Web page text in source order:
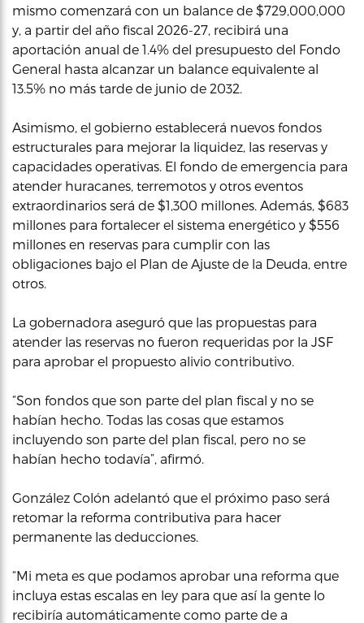
mismo comenzará con un balance de $729,000,000
y, a partir del año fiscal 2026-27, recibirá una
aportación anual de 1.4% del presupuesto del Fondo
General hasta alcanzar un balance equivalente al
13.5% no más tarde de junio de 2032.
Asimismo, el gobierno establecerá nuevos fondos
estructurales para mejorar la liquidez, las reservas y
capacidades operativas. El fondo de emergencia para
atender huracanes, terremotos y otros eventos
extraordinarios será de $1,300 millones. Además, $683
millones para fortalecer el sistema energético y $556
millones en reservas para cumplir con las
obligaciones bajo el Plan de Ajuste de la Deuda, entre
otros.
La gobernadora aseguró que las propuestas para
atender las reservas no fueron requeridas por la JSF
para aprobar el propuesto alivio contributivo.
“Son fondos que son parte del plan fiscal y no se
habían hecho. Todas las cosas que estamos
incluyendo son parte del plan fiscal, pero no se
habían hecho todavía”, afirmó.
González Colón adelantó que el próximo paso será
retomar la reforma contributiva para hacer
permanente las deducciones.
“Mi meta es que podamos aprobar una reforma que
incluya estas escalas en ley para que así la gente lo
recibiría automáticamente como parte de a